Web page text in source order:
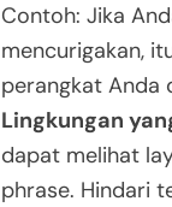
Contoh: Jika
mencurigakan,
perangkat Anda
Lingkungan
dapat melihat
phrase. Hindari